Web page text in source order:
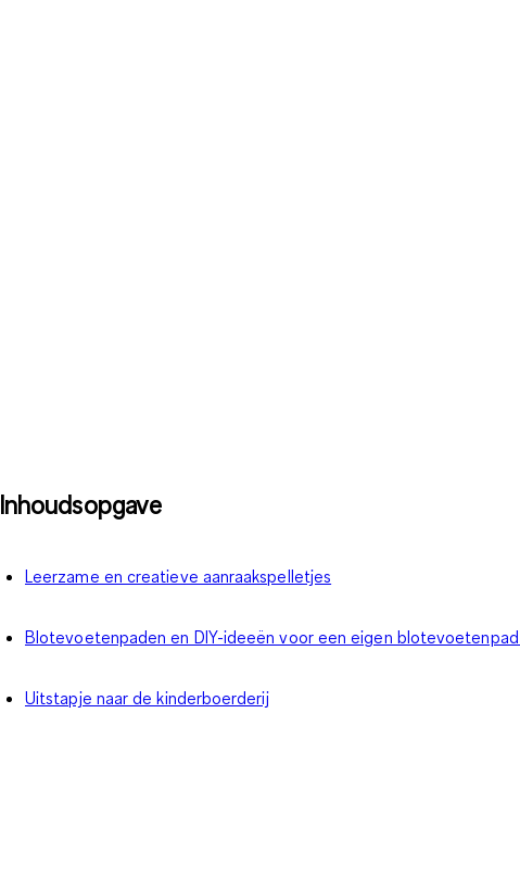
Inhoudsopgave
Leerzame en creatieve aanraakspelletjes
Blotevoetenpaden en DIY-ideeën voor een eigen
Uitstapje naar de kinderboerderij